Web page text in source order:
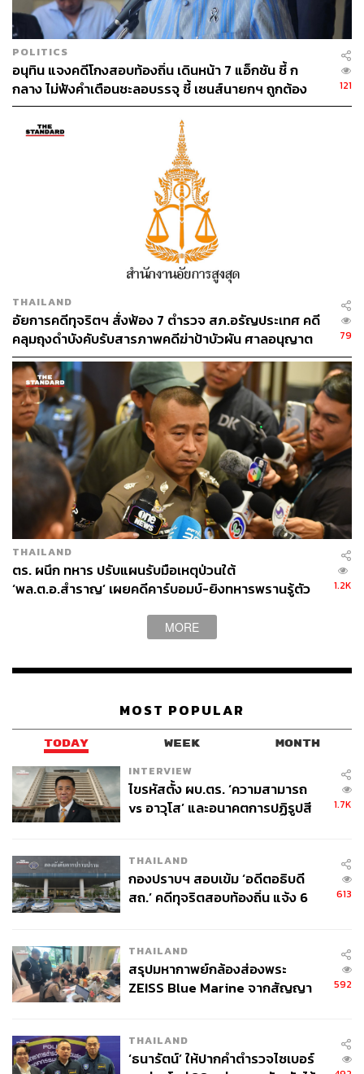
POLITICS
อนุทิน แจงคดีโกงสอบท้องถิ่น เดินหน้า 7 แอ็กชัน ชี้ ก
กลาง ไม่ฟังคำเตือนชะลอบรรจุ ชี้ เซนส์นายกฯ ถูกต้อง
121
THAILAND
อัยการคดีทุจริตฯ สั่งฟ้อง 7 ตำรวจ สภ.อรัญประเทศ คดี
คลุมถุงดำบังคับรับสารภาพคดีฆ่าป้าบัวผัน ศาลอนุญาต
ปล่อยตัวชั่วคราว นัดสอบ 17 ส.ค.นี้
79
THAILAND
ตร. ผนึก ทหาร ปรับแผนรับมือเหตุป่วนใต้
‘พล.ต.อ.สำราญ’ เผยคดีคาร์บอมบ์-ยิงทหารพรานรู้ตัว
1.2K
MORE
MOST POPULAR
TODAY WEEK MONTH
INTERVIEW
ไขรหัสตั้ง ผบ.ตร. ‘ความสามารถ
vs อาวุโส’ และอนาคตการปฏิรูปสี
1.7K
THAILAND
กองปราบฯ สอบเข้ม ‘อดีตอธิบดี
สถ.’ คดีทุจริตสอบท้องถิ่น แจ้ง 6
613
THAILAND
สรุปมหากาพย์กล้องส่องพระ
ZEISS Blue Marine จากสัญญา
จ่ายหนี้-แอบระบุแบรนด์
592
THAILAND
‘ธนารัตน์’ ให้ปากคำตำรวจไซเบอร์